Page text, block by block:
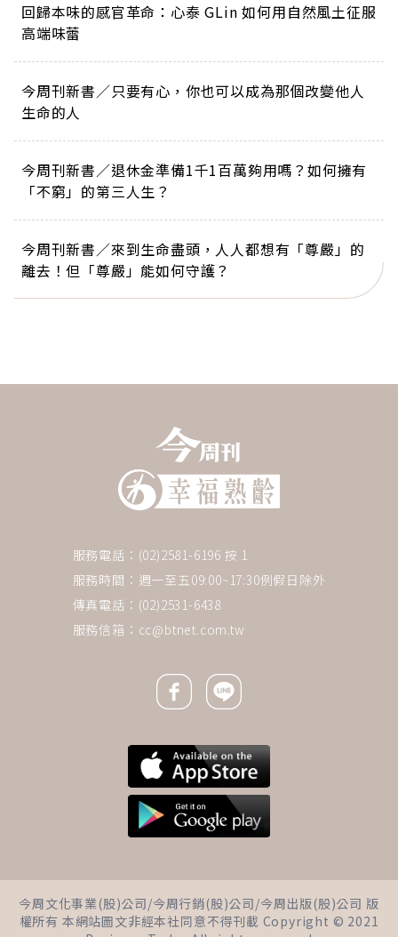
下一則 ＋
只貼一張便利貼「這是媽媽的收
入目標」，她害怕親友嘲笑，直
回歸本味的感官革命：心泰 GLin 如何用自然風土征服
高端味蕾
今周刊新書／只要有心，你也可以成為那個改變他人
生命的人
今周刊新書／退休金準備1千1百萬夠用嗎？如何擁有
「不窮」的第三人生？
今周刊新書／來到生命盡頭，人人都想有「尊嚴」的
離去！但「尊嚴」能如何守護？
服務電話：(02)2581-6196 按 1
服務時間：週一至五09:00~17:30例假日除外
傳真電話：(02)2531-6438
服務信箱： cc@btnet.com.tw
Facebook icon
Line icon
今周文化事業(股)公司/今周行銷(股)公司/今周出版(股)公司 版
權所有 本網站圖文非經本社同意不得刊載 Copyright © 2021